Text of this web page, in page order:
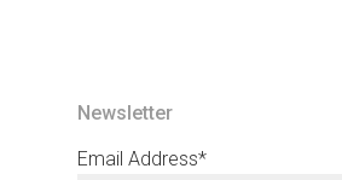
Newsletter
Email Address*